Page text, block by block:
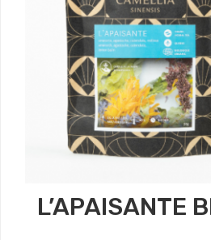
L’APAISANTE